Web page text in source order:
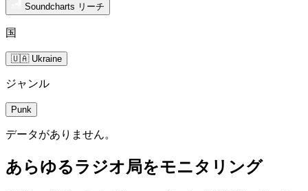
Soundcharts リーチ
国
🇺🇦 Ukraine
ジャンル
Punk
データがありません。
あらゆるラジオ局をモニタリング